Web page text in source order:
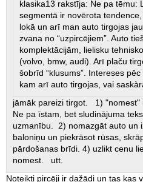
klasika13 rakstīja: Ne pa tēmu:
segmentā ir novērota
lokā un arī man auto tirgojas
zvana no “uzpircējiem”. Auto
komplektācijām, lielisku
(volvo, bmw, audi). Arī plaču
šobrīd “klusums”. Intereses
kam arī auto tirgojas, vai
jāmāk pareizi tirgot. 1) "nomest"
Ne pa īstam, bet sludinājuma
uzmanību. 2) nomazgāt auto un
baloniņu un piekrāsot rūsas,
pārdošanas brīdi. 4) uzlikt cenu
nomest. utt.
Noteikti pircēji ir dažādi un tas kas